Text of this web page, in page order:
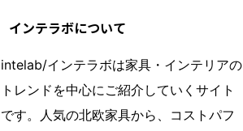
インテラボについて
intelab/インテラボは家具・インテリアの
トレンドを中心にご紹介していくサイト
です。人気の北欧家具から、コストパフ